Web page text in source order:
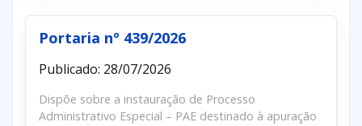
Portaria nº 439/2026
Publicado: 28/07/2026
Dispõe sobre a instauração de Processo
Administrativo Especial – PAE destinado à apuração